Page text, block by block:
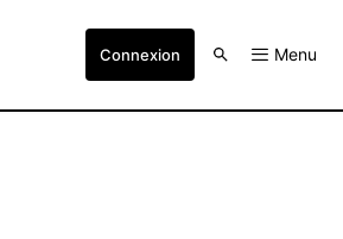
Connexion Menu